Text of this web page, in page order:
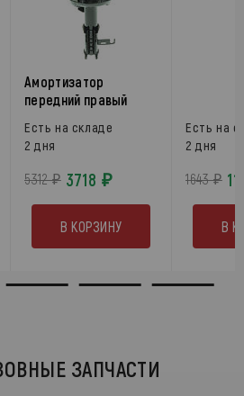
Амортизатор
передний правый
Есть на складе
2 дня
5312 ₽ 3718 ₽
В КОРЗИНУ
Есть на
2 дня
1643 ₽
В
ЗАПЧАСТИ